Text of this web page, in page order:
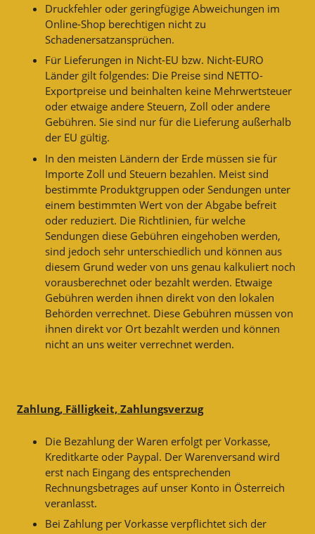
Druckfehler oder geringfügige Abweichungen im
Online-Shop berechtigen nicht zu
Schadenersatzansprüchen.
Für Lieferungen in Nicht-EU bzw. Nicht-EURO
Länder gilt folgendes: Die Preise sind NETTO-
Exportpreise und beinhalten keine Mehrwertsteuer
oder etwaige andere Steuern, Zoll oder andere
Gebühren. Sie sind nur für die Lieferung außerhalb
der EU gültig.
In den meisten Ländern der Erde müssen sie für
Importe Zoll und Steuern bezahlen. Meist sind
bestimmte Produktgruppen oder Sendungen unter
einem bestimmten Wert von der Abgabe befreit
oder reduziert. Die Richtlinien, für welche
Sendungen diese Gebühren eingehoben werden,
sind jedoch sehr unterschiedlich und können aus
diesem Grund weder von uns genau kalkuliert noch
vorausberechnet oder bezahlt werden. Etwaige
Gebühren werden ihnen direkt von den lokalen
Behörden verrechnet. Diese Gebühren müssen von
ihnen direkt vor Ort bezahlt werden und können
nicht an uns weiter verrechnet werden.
Zahlung, Fälligkeit, Zahlungsverzug
Die Bezahlung der Waren erfolgt per Vorkasse,
Kreditkarte oder Paypal. Der Warenversand wird
erst nach Eingang des entsprechenden
Rechnungsbetrages auf unser Konto in Österreich
veranlasst.
Bei Zahlung per Vorkasse verpflichtet sich der